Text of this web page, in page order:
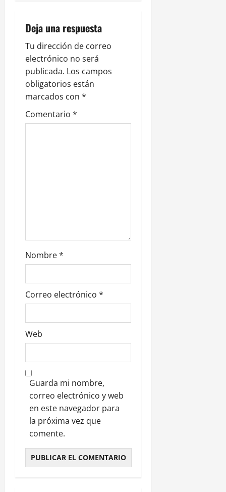
i
ó
n
d
e
d
a
s
Deja una respuesta
Tu dirección de correo
electrónico no será
publicada. Los campos
obligatorios están
marcados con *
Comentario *
Nombre*
Correo electrónico *
Web
Guarda mi nombre,
correo electrónico y web
en este navegador para
la próxima vez que
comente.